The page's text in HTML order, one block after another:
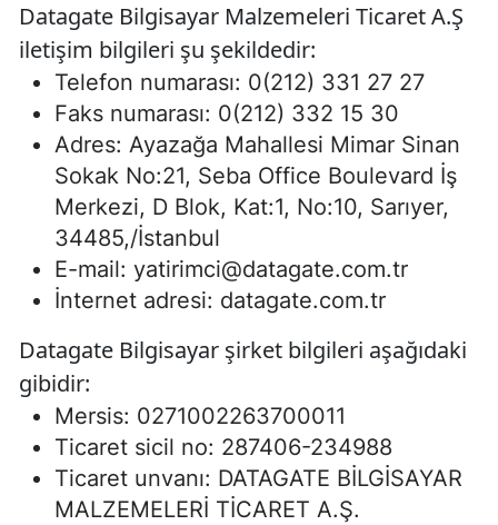
Datagate Bilgisayar Malzemeleri Ticaret A.Ş
iletişim bilgileri şu şekildedir:
Telefon numarası: 0(212) 331 27 27
Faks numarası: 0(212) 332 15 30
Adres: Ayazağa Mahallesi Mimar Sinan
Sokak No:21, Seba Office Boulevard İş
Merkezi, D Blok, Kat:1, No:10, Sarıyer,
34485,/İstanbul
E-mail: yatirimci@datagate.com.tr
İnternet adresi: datagate.com.tr
Datagate Bilgisayar şirket bilgileri aşağıdaki
gibidir:
Mersis: 0271002263700011
Ticaret sicil no: 287406-234988
Ticaret unvanı: DATAGATE BİLGİSAYAR
MALZEMELERİ TİCARET A.Ş.